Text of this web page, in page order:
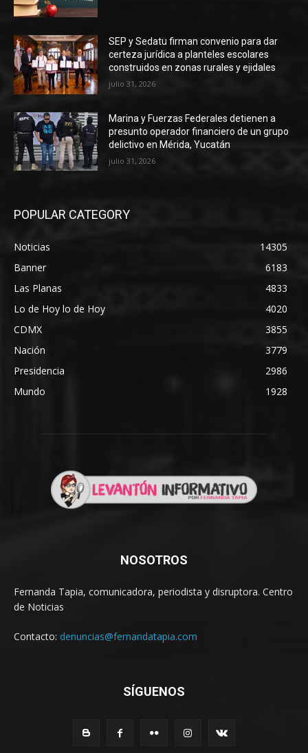
SEP y Sedatu firman convenio para dar
certeza jurídica a planteles escolares
construidos en zonas rurales y ejidales
julio 31, 2026
Marina y Fuerzas Federales detienen a
presunto operador financiero de un grupo
delictivo en Mérida, Yucatán
julio 31, 2026
POPULAR CATEGORY
Noticias
14305
Banner
6183
Las Planas
4833
Lo de Hoy lo de Hoy
4020
CDMX
3855
Nación
3779
Presidencia
2986
Mundo
1928
NOSOTROS
Fernanda Tapia, comunicadora, periodista y disruptora. Centro
de Noticias
Contacto: denuncias@fernandatapia.com
SÍGUENOS